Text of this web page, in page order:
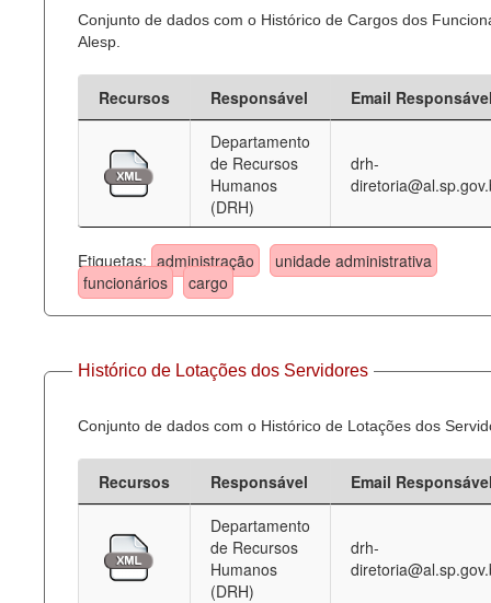
Planejamento
Catálogo de dados
Processo Legislativo
Administração
Legislação
Agenda
Perguntas frequentes
Contato
Conjunto de dados com o Histórico de Cargos dos
Alesp.
Recursos Responsável
Email
Departamento
de Recursos
Humanos
(DRH)
drh-
Etiquetas: administração
unidade administrativa
funcionários
cargo
Histórico de Lotações dos Servidores
Conjunto de dados com o Histórico de Lotações dos
Recursos Responsável
Email
Departamento
de Recursos
Humanos
(DRH)
drh-